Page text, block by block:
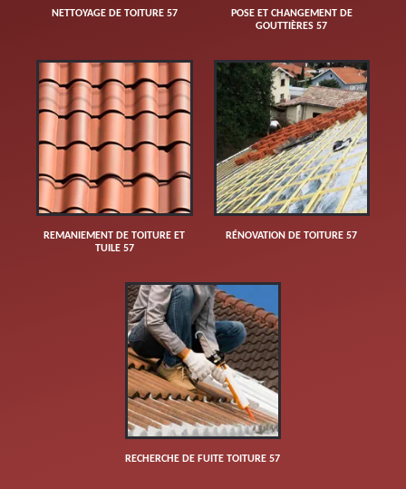
NETTOYAGE DE TOITURE 57
POSE ET CHANGEMENT DE
GOUTTIÈRES 57
REMANIEMENT DE TOITURE ET
TUILE 57
RÉNOVATION DE TOITURE 57
RECHERCHE DE FUITE TOITURE 57